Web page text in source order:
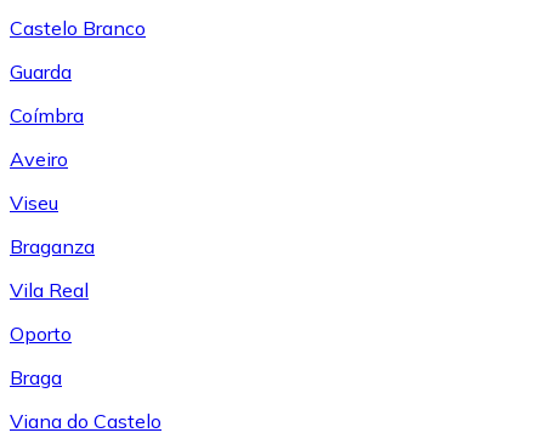
Castelo Branco
Guarda
Coímbra
Aveiro
Viseu
Braganza
Vila Real
Oporto
Braga
Viana do Castelo